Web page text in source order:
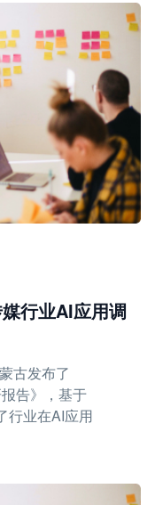
行业AI应用调
古发布了
告》，基于
行业在AI应用